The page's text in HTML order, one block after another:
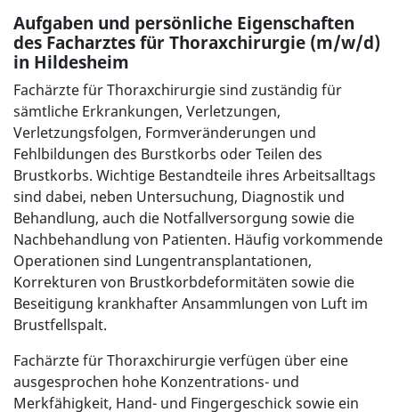
Aufgaben und persönliche Eigenschaften
des Facharztes für Thoraxchirurgie (m/w/d)
in Hildesheim
Fachärzte für Thoraxchirurgie sind zuständig für
sämtliche Erkrankungen, Verletzungen,
Verletzungsfolgen, Formveränderungen und
Fehlbildungen des Burstkorbs oder Teilen des
Brustkorbs. Wichtige Bestandteile ihres Arbeitsalltags
sind dabei, neben Untersuchung, Diagnostik und
Behandlung, auch die Notfallversorgung sowie die
Nachbehandlung von Patienten. Häufig vorkommende
Operationen sind Lungentransplantationen,
Korrekturen von Brustkorbdeformitäten sowie die
Beseitigung krankhafter Ansammlungen von Luft im
Brustfellspalt.
Fachärzte für Thoraxchirurgie verfügen über eine
ausgesprochen hohe Konzentrations- und
Merkfähigkeit, Hand- und Fingergeschick sowie ein